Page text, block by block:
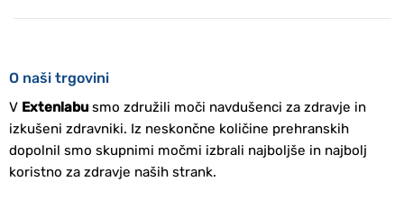
O naši trgovini
V Extenlabusmo združili moči navdušenci za zdravje in
izkušeni zdravniki. Iz neskončne količine prehranskih
dopolnil smo skupnimi močmi izbrali najboljše in najbolj
koristno za zdravje naših strank.